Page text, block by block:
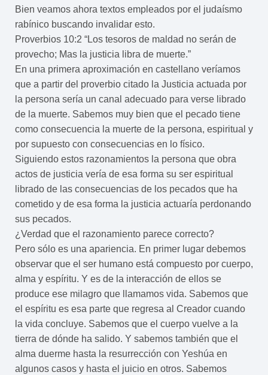
Bien veamos ahora textos empleados por el judaísmo
rabínico buscando invalidar esto.
Proverbios 10:2 “Los tesoros de maldad no serán de
provecho; Mas la justicia libra de muerte.”
En una primera aproximación en castellano veríamos
que a partir del proverbio citado la Justicia actuada por
la persona sería un canal adecuado para verse librado
de la muerte. Sabemos muy bien que el pecado tiene
como consecuencia la muerte de la persona, espiritual y
por supuesto con consecuencias en lo físico.
Siguiendo estos razonamientos la persona que obra
actos de justicia vería de esa forma su ser espiritual
librado de las consecuencias de los pecados que ha
cometido y de esa forma la justicia actuaría perdonando
sus pecados.
¿Verdad que el razonamiento parece correcto?
Pero sólo es una apariencia. En primer lugar debemos
observar que el ser humano está compuesto por cuerpo,
alma y espíritu. Y es de la interacción de ellos se
produce ese milagro que llamamos vida. Sabemos que
el espíritu es esa parte que regresa al Creador cuando
la vida concluye. Sabemos que el cuerpo vuelve a la
tierra de dónde ha salido. Y sabemos también que el
alma duerme hasta la resurrección con Yeshúa en
algunos casos y hasta el juicio en otros. Sabemos